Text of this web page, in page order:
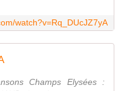
watch?v=Rq_DUcJZ7yA
Champs Elysées :